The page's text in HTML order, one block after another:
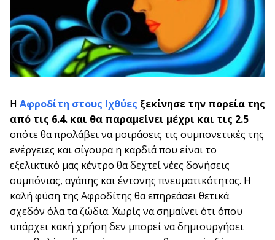
Η Αφροδίτη στους Ιχθύες ξεκίνησε την πορεία της
από τις 6.4. και θα παραμείνει μέχρι και τις 2.5
οπότε θα προλάβει να μοιράσεις τις συμπονετικές της
ενέργειες και σίγουρα η καρδιά που είναι το
εξελικτικό μας κέντρο θα δεχτεί νέες δονήσεις
συμπόνιας, αγάπης και έντονης πνευματικότητας. Η
καλή φύση της Αφροδίτης θα επηρεάσει θετικά
σχεδόν όλα τα ζώδια. Χωρίς να σημαίνει ότι όπου
υπάρχει κακή χρήση δεν μπορεί να δημιουργήσει